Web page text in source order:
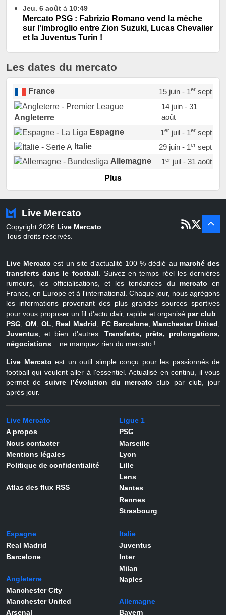
Jeu. 6 août à 10:49
Mercato PSG : Fabrizio Romano vend la mèche
sur l'imbroglio entre Zion Suzuki, Lucas Chevalier
et la Juventus Turin !
Les dates du mercato
France 15 juin - 1ersept
Angleterre
14 juin - 31
août
Espagne
1erjuil - 1ersept
Italie
29 juin - 1ersept
Allemagne
1erjuil - 31 août
Portugal
Pays-Bas
22 juin - 2 sept
Belgique
juil - 31
Plus
Live Mercato
Copyright 2026 Live Mercato.
Tous droits réservés.
Live Mercato est un site d'actualité 100 % dédié au marché des
transferts dans le football. Suivez en temps réel les dernières
rumeurs, les officialisations, et les tendances du mercato en
France, en Europe et à l'international. Chaque jour, nous agrégons
les informations provenant des plus grandes sources sportives
pour vous proposer un fil d'actu clair, rapide et organisé par club :
PSG, OM, OL, Real Madrid, FC Barcelone, Manchester United,
Juventus, et bien d'autres. Transferts, prêts, prolongations,
négociations... ne manquez rien du mercato !
Live Mercato est un outil simple conçu pour les passionnés de
football qui veulent aller à l'essentiel. Actualisé en continu, il vous
permet desuivre l’évolution du mercato club par club, jour
après jour.
Live Mercato
A propos
Nous contacter
Mentions légales
Politique de confidentialité
Atlas des flux RSS
Ligue 1
PSG
Marseille
Lyon
Lille
Lens
Nantes
Rennes
Strasbourg
Espagne
Real Madrid
Barcelone
Angleterre
Manchester City
Manchester United
Arsenal
Italie
Juventus
Inter
Milan
Naples
Allemagne
Bayern